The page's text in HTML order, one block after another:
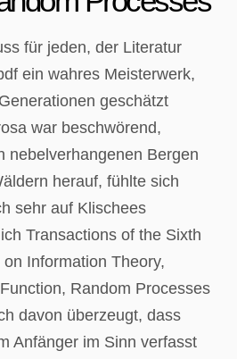
für jeden, der Literatur
ein wahres Meisterwerk,
geschätzt
war beschwörend,
nebelverhangenen Bergen
herauf, fühlte sich
sehr auf Klischees
Transactions of the Sixth
Information Theory,
Random Processes
davon überzeugt, dass
Anfänger im Sinn verfasst